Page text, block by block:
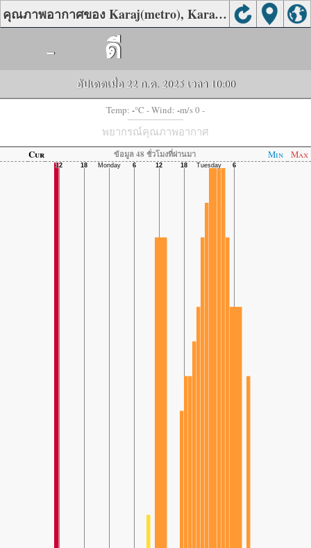
คุณภาพอากาศของ Karaj(metro), Karaj, Alborz
- ดี
อัปเดตเมื่อ 22 ก.ค. 2025 เวลา 10:00
Temp: -°C - Wind: -m/s 0 -
พยากรณ์คุณภาพอากาศ
Cur ข้อมูล 48 ชั่วโมงที่ผ่านมา Min Max